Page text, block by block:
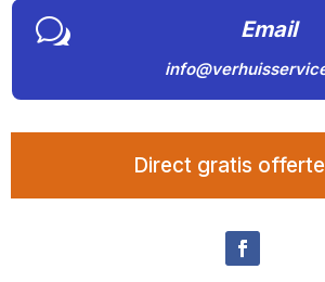
w Email
Direct gratis